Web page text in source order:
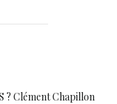
? Clément Chapillon